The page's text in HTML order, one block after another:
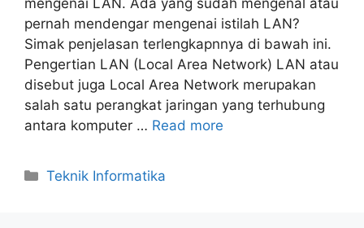
pernah mendengar mengenai istilah LAN?
Simak penjelasan terlengkapnnya di bawah ini.
Pengertian LAN (Local Area Network) LAN atau
disebut juga Local Area Network merupakan
salah satu perangkat jaringan yang terhubung
antara komputer … Read more
Categories
Teknik Informatika